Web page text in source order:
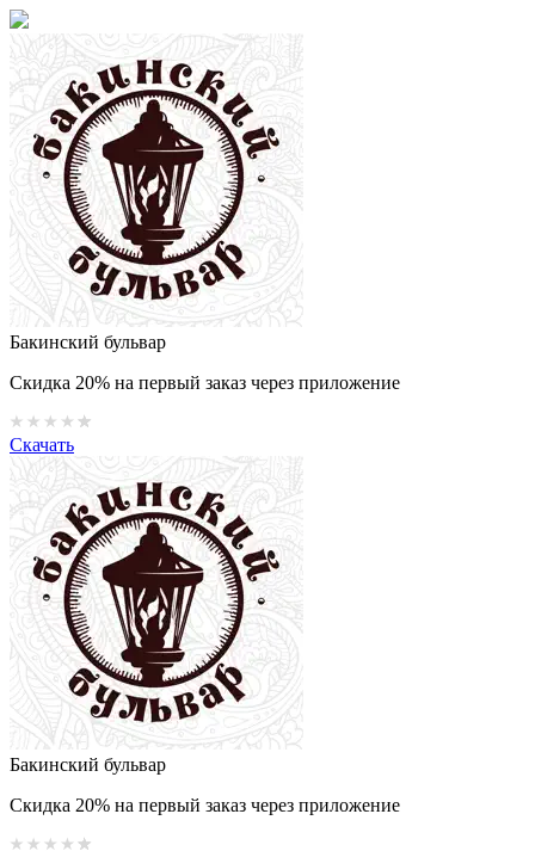
Бакинский бульвар
Скидка 20% на первый заказ через приложение
Скачать
Бакинский бульвар
Скидка 20% на первый заказ через приложение